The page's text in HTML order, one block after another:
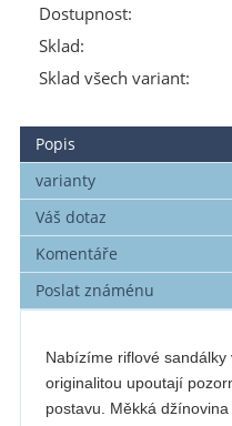
Dostupnost:
Sklad:
Sklad všech variant:
Popis
varianty
Váš dotaz
Komentáře
Poslat známénu
Nabízíme riflové
originalitou upoutají
postavu. Měkká